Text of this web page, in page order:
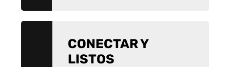
CONECTAR Y
LISTOS